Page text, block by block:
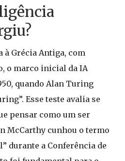
à Grécia Antiga, com
o marco inicial da IA
quando Alan Turing
Esse teste avalia se
pensar como um ser
McCarthy cunhou o termo
durante a Conferência de